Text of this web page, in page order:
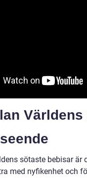
sötaste bebisar
med nyfikenhet och